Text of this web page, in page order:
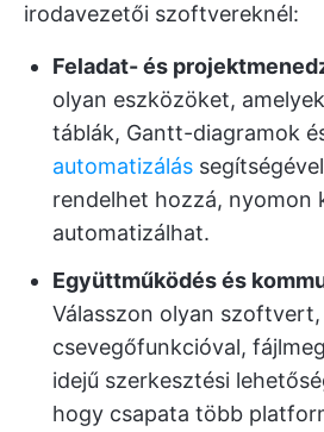
irodavezetői szoftvereknél:
Feladat- és
olyan eszközöket,
táblák, Gantt-diagramok
automatizálás
rendelhet hozzá, nyomon
automatizálhat.
Együttműködés és
Válasszon olyan
csevegőfunkcióval,
idejű szerkesztési
hogy csapata több